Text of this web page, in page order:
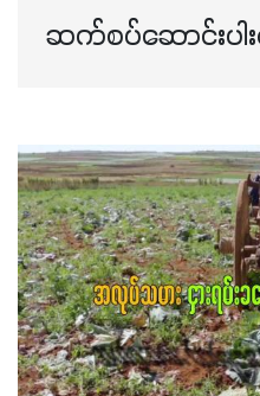
ဆက်စပ်ဆောင်းပါးမ